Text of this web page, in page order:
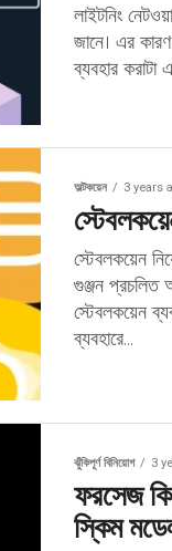
লাইটনিং
জানে। এর
ব্যবহার করাটা
অল্টকয়েন 3 years
স্টেবলকয়েন
গুঞ্জন প্রচলিত
স্টেবলকয়েন
ব্যবহারে...
ঝুঁকিপূর্ণ বিনিয়োগ 3
ফরসেজ
স্কিম